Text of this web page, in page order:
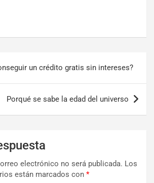
un crédito gratis sin intereses?
Porqué se sabe la edad del universo
electrónico no será publicada. Los
están marcados con *